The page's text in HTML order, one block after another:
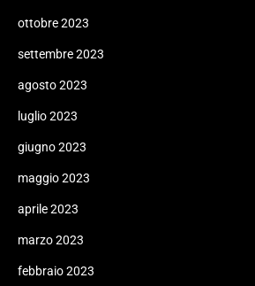
ottobre 2023
settembre 2023
agosto 2023
luglio 2023
giugno 2023
maggio 2023
aprile 2023
marzo 2023
febbraio 2023